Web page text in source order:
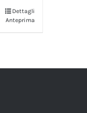
Dettagli
Anteprima